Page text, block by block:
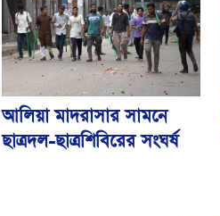
আলিয়া মাদরাসার সামনে
ছাত্রদল-ছাত্রশিবিরের সংঘর্ষ